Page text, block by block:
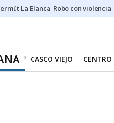
La Blanca Robo con violencia
CASCO VIEJO CENTRO